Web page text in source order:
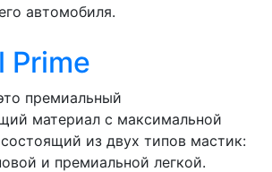
автомобиля.
Prime
премиальный
материал с максимальной
из двух типов мастик:
и премиальной легкой.